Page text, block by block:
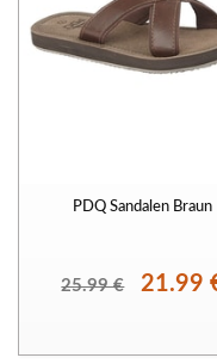
PDQ Sandalen Braun
25.99 € 21.99